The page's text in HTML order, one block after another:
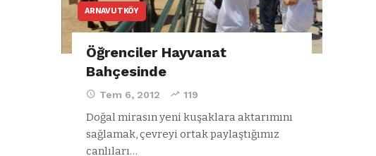
ARNAVUTKÖY
Öğrenciler Hayvanat
Bahçesinde
Tem 6, 2012 119
Doğal mirasın yeni kuşaklara aktarımını
sağlamak, çevreyi ortak paylaştığımız
canlıları…